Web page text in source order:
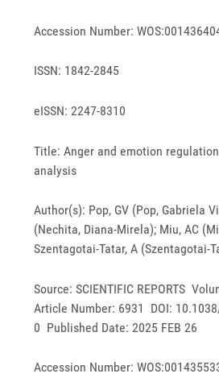
Accession Number:
ISSN: 1842-2845
eISSN: 2247-8310
Title: Anger and emotion
analysis
Author(s): Pop, GV (Pop, Gabriela
(Nechita, Diana-Mirela); Miu, AC
Szentagotai-Tatar, A (Szentagotai-
Source: SCIENTIFIC REPORTS
Article Number: 6931 DOI:
0 Published Date: 2025 FEB 26
Accession Number: